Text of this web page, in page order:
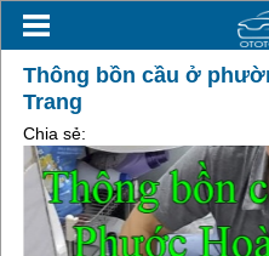
Thông bồn cầu ở
Trang
Chia sẻ: